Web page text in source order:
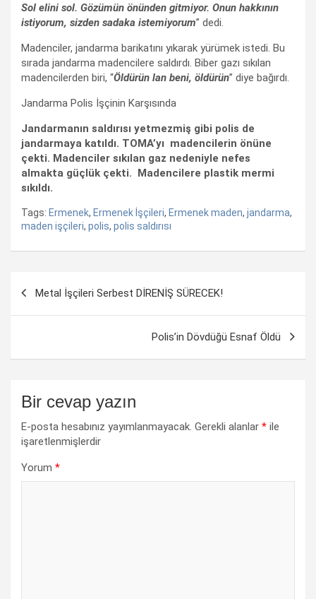
Sol elini sol. Gözümün önünden gitmiyor. Onun hakkının
istiyorum, sizden sadaka istemiyorum” dedi.
Madenciler, jandarma barikatını yıkarak yürümek istedi. Bu
sırada jandarma madencilere saldırdı. Biber gazı sıkılan
madencilerden biri, “Öldürün lan beni, öldürün” diye bağırdı.
Jandarma Polis İşçinin Karşısında
Jandarmanın saldırısı yetmezmiş gibi polis de
jandarmaya katıldı. TOMA’yı madencilerin önüne
çekti. Madenciler sıkılan gaz nedeniyle nefes
almakta güçlük çekti. Madencilere plastik mermi
sıkıldı.
Tags: Ermenek, Ermenek İşçileri, Ermenek maden, jandarma,
maden işçileri, polis, polis saldırısı
dolaşımı
Metal İşçileri Serbest DİRENİŞ SÜRECEK!
Polis’in Dövdüğü Esnaf Öldü
Bir cevap yazın
E-posta hesabınız yayımlanmayacak. Gerekli alanlar * ile
işaretlenmişlerdir
Yorum *